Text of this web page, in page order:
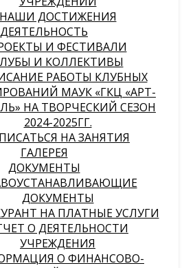
НАШИ ДОСТИЖЕНИЯ
ДЕЯТЕЛЬНОСТЬ
И ФЕСТИВАЛИ
И КОЛЛЕКТИВЫ
РАБОТЫ КЛУБНЫХ
МАУК «ГКЦ «АРТ-
НА ТВОРЧЕСКИЙ СЕЗОН
2024-2025ГГ.
НА ЗАНЯТИЯ
ГАЛЕРЕЯ
ДОКУМЕНТЫ
ДОКУМЕНТЫ
НА ПЛАТНЫЕ УСЛУГИ
О ДЕЯТЕЛЬНОСТИ
УЧРЕЖДЕНИЯ
О ФИНАНСОВО-